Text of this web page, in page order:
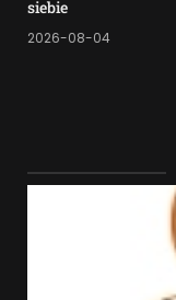
siebie
2026-08-04